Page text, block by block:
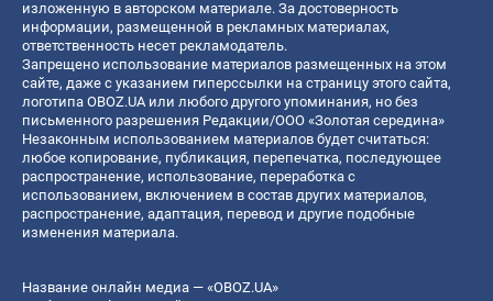
изложенную в авторском материале. За достоверность
информации, размещенной в рекламных материалах,
ответственность несет рекламодатель.
Запрещено использование материалов размещенных на этом
сайте, даже с указанием гиперссылки на страницу этого сайта,
логотипа OBOZ.UA или любого другого упоминания, но без
письменного разрешения Редакции/ООО «Золотая середина»
Незаконным использованием материалов будет считаться:
любое копирование, публикация, перепечатка, последующее
распространение, использование, переработка с
использованием, включением в состав других материалов,
распространение, адаптация, перевод и другие подобные
изменения материала.
Название онлайн медиа — «OBOZ.UA»